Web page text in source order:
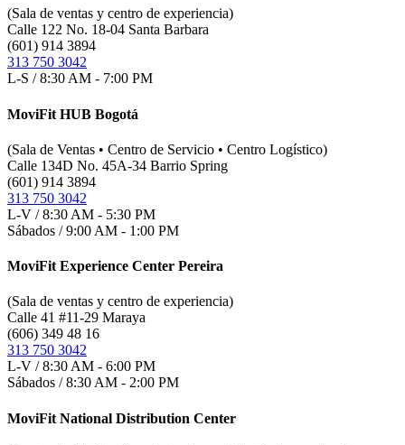
(Sala de ventas y centro de experiencia)
Calle 122 No. 18-04 Santa Barbara
(601) 914 3894
313 750 3042
L-S / 8:30 AM - 7:00 PM
MoviFit HUB Bogotá
(Sala de Ventas • Centro de Servicio • Centro Logístico)
Calle 134D No. 45A-34 Barrio Spring
(601) 914 3894
313 750 3042
L-V / 8:30 AM - 5:30 PM
Sábados / 9:00 AM - 1:00 PM
MoviFit Experience Center Pereira
(Sala de ventas y centro de experiencia)
Calle 41 #11-29 Maraya
(606) 349 48 16
313 750 3042
L-V / 8:30 AM - 6:00 PM
Sábados / 8:30 AM - 2:00 PM
MoviFit National Distribution Center